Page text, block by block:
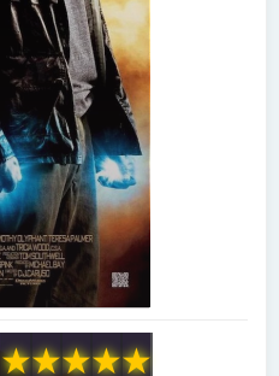
★
★
★
★
★